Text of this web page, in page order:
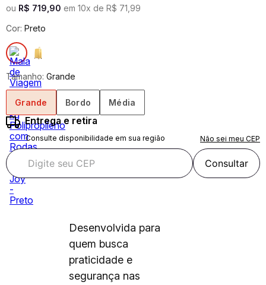
ou R$ 719 90 em 10x de R$ 71 99
Cor: Preto
Tamanho: Grande
Grande Bordo Média
Entrega e retira
Consulte disponibilidade em sua região Não sei meu CEP
Consultar
Desenvolvida para
quem busca
praticidade e
segurança nas